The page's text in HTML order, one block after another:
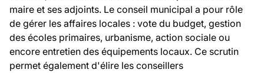
maire et ses adjoints. Le conseil municipal a pour rôle
de gérer les affaires locales : vote du budget, gestion
des écoles primaires, urbanisme, action sociale ou
encore entretien des équipements locaux. Ce scrutin
permet également d'élire les conseillers